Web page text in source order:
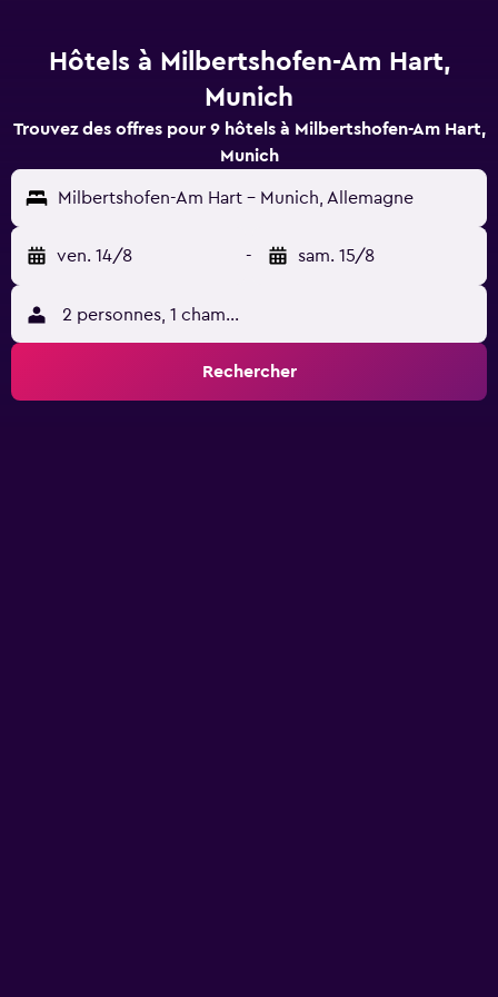
Hôtels à Milbertshofen-Am Hart,
Munich
Trouvez des offres pour 9 hôtels à Milbertshofen-Am Hart,
Munich
Milbertshofen-Am Hart - Munich, Allemagne
ven. 14/8 - sam. 15/8
2 personnes, 1 chambre
Rechercher